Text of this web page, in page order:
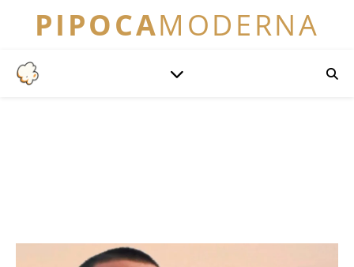
PIPOCAMODERNA